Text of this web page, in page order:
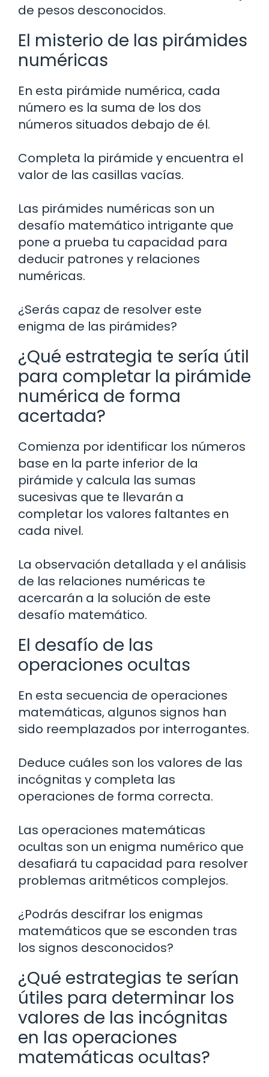
de pesos desconocidos.
El misterio de las pirámides
numéricas
En esta pirámide numérica, cada
número es la suma de los dos
números situados debajo de él.
Completa la pirámide y encuentra el
valor de las casillas vacías.
Las pirámides numéricas son un
desafío matemático intrigante que
pone a prueba tu capacidad para
deducir patrones y relaciones
numéricas.
¿Serás capaz de resolver este
enigma de las pirámides?
¿Qué estrategia te sería útil
para completar la pirámide
numérica de forma
acertada?
Comienza por identificar los números
base en la parte inferior de la
pirámide y calcula las sumas
sucesivas que te llevarán a
completar los valores faltantes en
cada nivel.
La observación detallada y el análisis
de las relaciones numéricas te
acercarán a la solución de este
desafío matemático.
El desafío de las
operaciones ocultas
En esta secuencia de operaciones
matemáticas, algunos signos han
sido reemplazados por interrogantes.
Deduce cuáles son los valores de las
incógnitas y completa las
operaciones de forma correcta.
Las operaciones matemáticas
ocultas son un enigma numérico que
desafiará tu capacidad para resolver
problemas aritméticos complejos.
¿Podrás descifrar los enigmas
matemáticos que se esconden tras
los signos desconocidos?
¿Qué estrategias te serían
útiles para determinar los
valores de las incógnitas
en las operaciones
matemáticas ocultas?